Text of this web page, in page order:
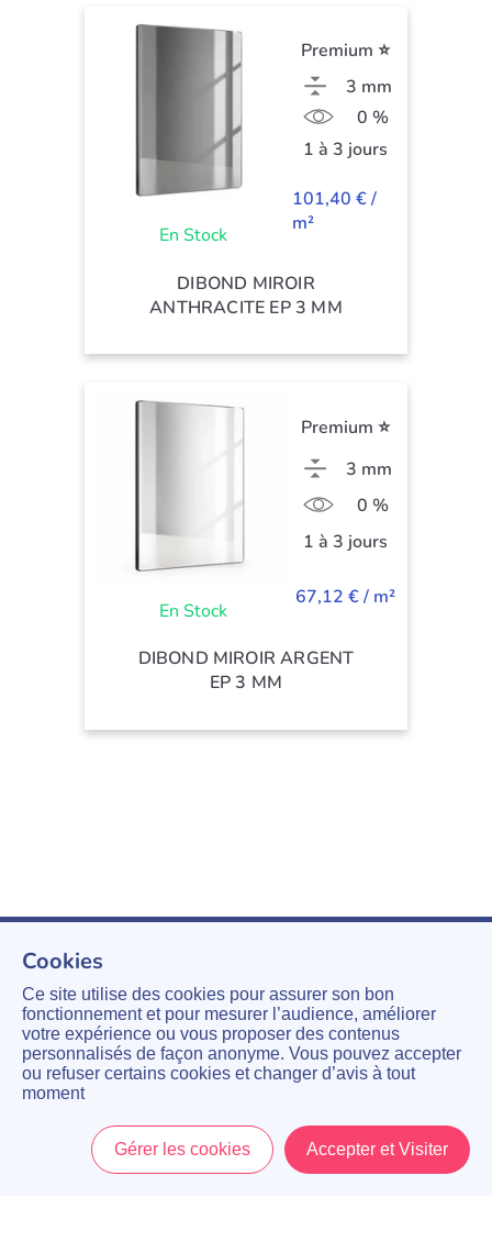
En Stock
Premium ⭐
3 mm
0 %
1 à 3 jours
101,40 € /
m²
DIBOND MIROIR
ANTHRACITE EP 3 MM
En Stock
Premium ⭐
3 mm
0 %
1 à 3 jours
67,12 € / m²
DIBOND MIROIR ARGENT
EP 3 MM
Cookies
Ce site utilise des cookies pour assurer son bon
fonctionnement et pour mesurer l’audience, améliorer
votre expérience ou vous proposer des contenus
personnalisés de façon anonyme. Vous pouvez accepter
ou refuser certains cookies et changer d’avis à tout
moment
Gérer les cookies Accepter et Visiter
Menu Mon Compte Panier